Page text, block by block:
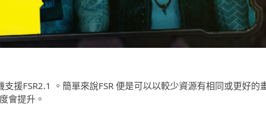
援FSR2.1 。簡單來說FSR 便是可以以較少資源有相同或更好的
會提升。